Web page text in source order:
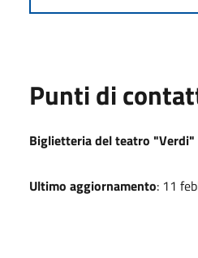
Punti di
Biglietteria del teatro "Verdi"
Ultimo aggiornamento: 11